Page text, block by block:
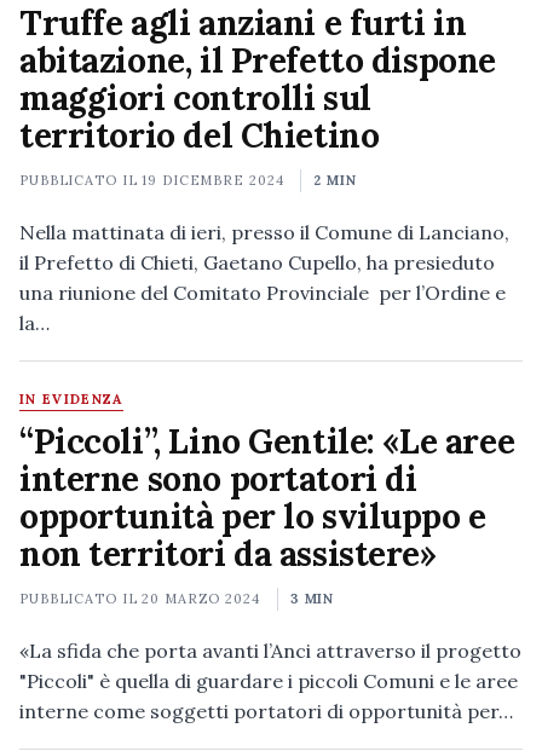
Truffe agli anziani e furti in
abitazione, il Prefetto dispone
maggiori controlli sul
territorio del Chietino
PUBBLICATO IL19 DICEMBRE 2024 2 MIN
Nella mattinata di ieri, presso il Comune di Lanciano,
il Prefetto di Chieti, Gaetano Cupello, ha presieduto
una riunione del Comitato Provinciale per l’Ordine e
la…
IN EVIDENZA
“Piccoli”, Lino Gentile: «Le aree
interne sono portatori di
opportunità per lo sviluppo e
non territori da assistere»
PUBBLICATO IL20 MARZO 2024 3 MIN
«La sfida che porta avanti l’Anci attraverso il progetto
"Piccoli" è quella di guardare i piccoli Comuni e le aree
interne come soggetti portatori di opportunità per…